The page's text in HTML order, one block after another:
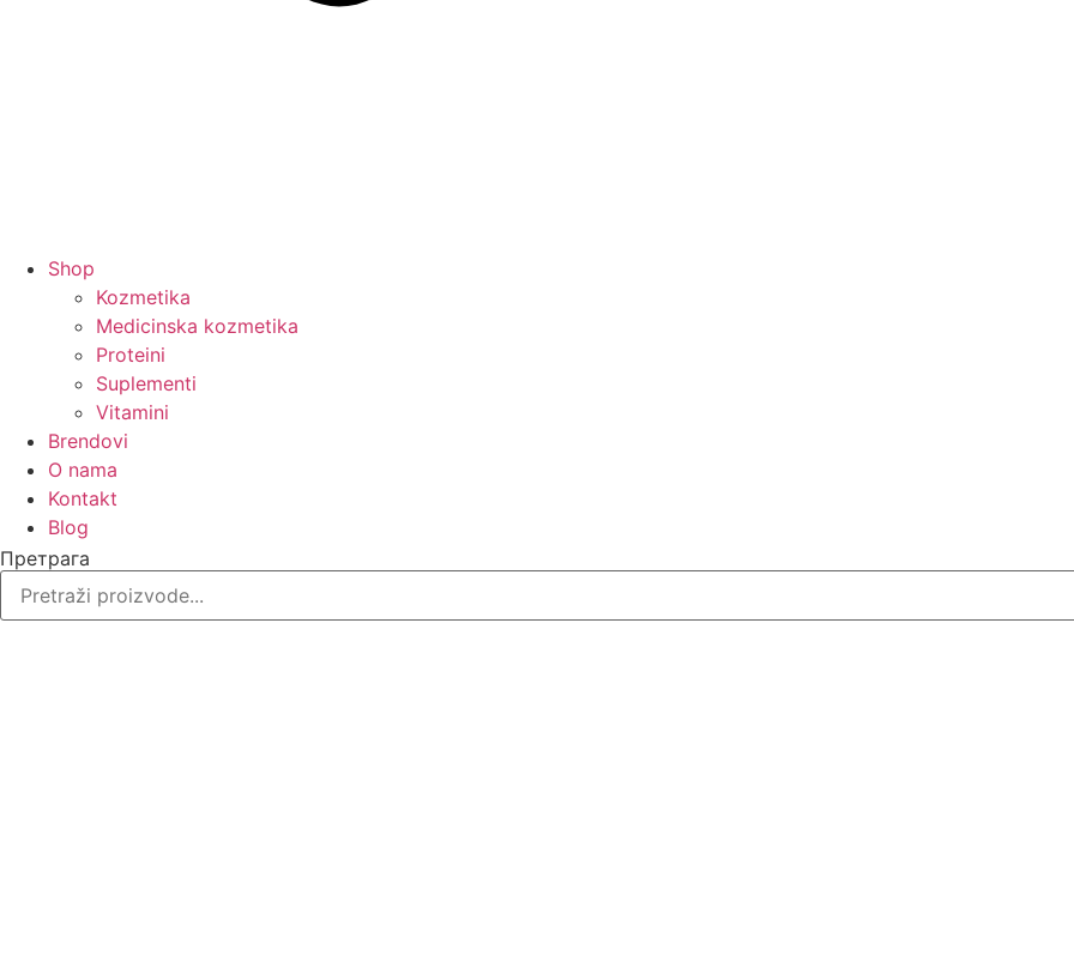
Shop
Kozmetika
Medicinska kozmetika
Proteini
Suplementi
Vitamini
Brendovi
O nama
Kontakt
Blog
Претрага